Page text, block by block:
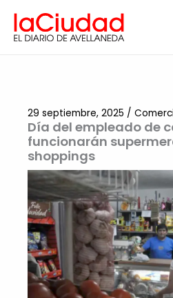
contenido
Día del empleado de
funcionarán
shoppings
29 septiembre, 2025 /